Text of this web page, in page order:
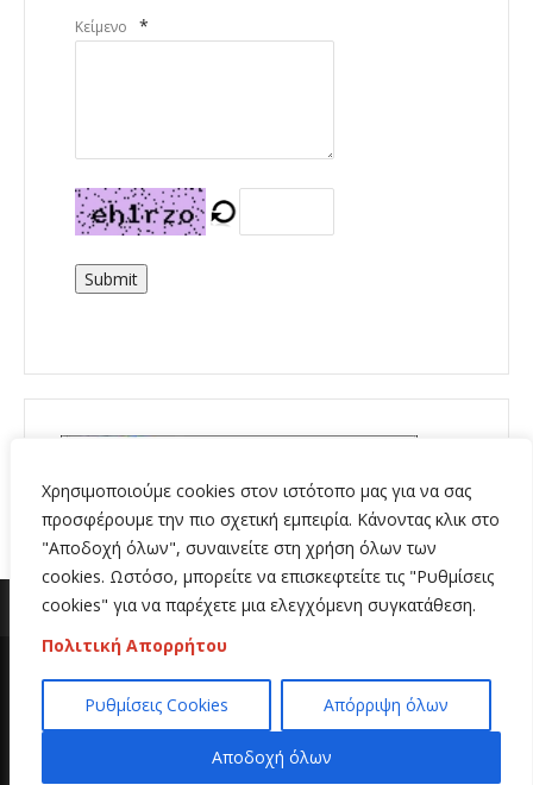
Χρησιμοποιούμε cookies στον ιστότοπο μας για να σας
προσφέρουμε την πιο σχετική εμπειρία. Κάνοντας κλικ στο
"Αποδοχή όλων", συναινείτε στη χρήση όλων των
cookies. Ωστόσο, μπορείτε να επισκεφτείτε τις "Ρυθμίσεις
cookies" για να παρέχετε μια ελεγχόμενη συγκατάθεση.
Πολιτική Απορρήτου
Ρυθμίσεις Cookies Απόρριψη όλων
Αποδοχή όλων
Κείμενο *
Submit
Copyright 2020 | All Rights Reserved | Κατασκευή
ιστοσελίδων
Hi Web